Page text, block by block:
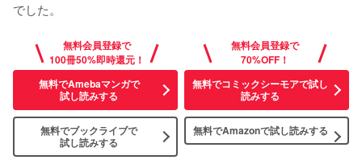
でした。
無料会員登録で
100冊50%即時還元！
無料会員登録で
70%OFF！
無料でAmebaマンガで
試し読みする
無料でコミックシーモアで試し
読みする
無料でブックライブで
試し読みする
無料でAmazonで試し読みする